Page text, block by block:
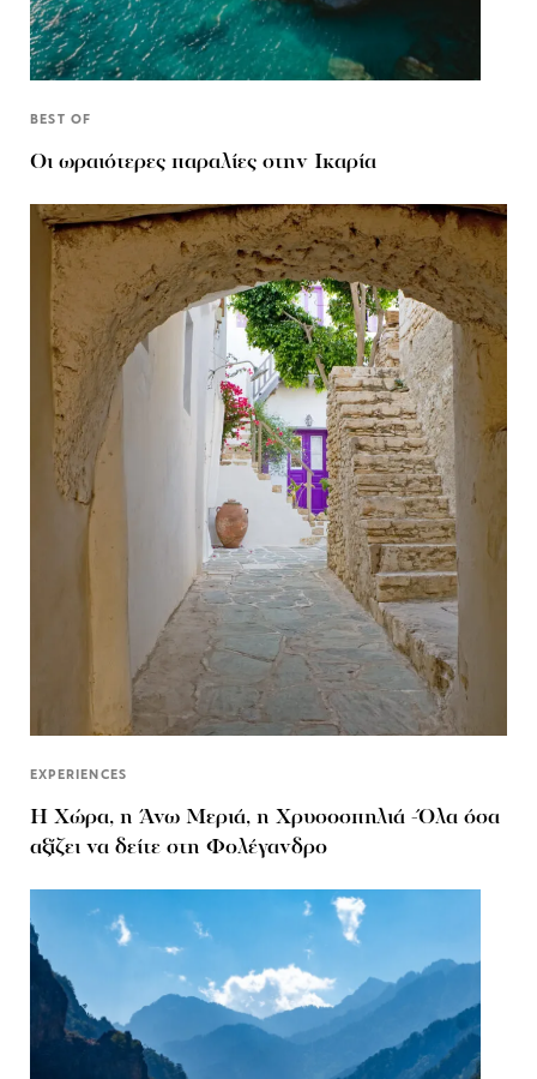
BEST OF
Οι ωραιότερες παραλίες στην Ικαρία
EXPERIENCES
Η Χώρα, η Άνω Μεριά, η Χρυσοσπηλιά -Όλα όσα
αξίζει να δείτε στη Φολέγανδρο